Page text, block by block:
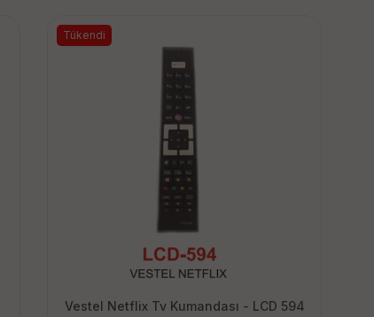
Vestel Netflix Tv Kumandası - LCD 594
Tükendi